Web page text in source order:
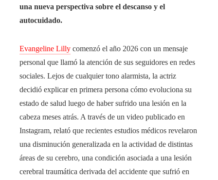
una nueva perspectiva sobre el descanso y el
autocuidado.
Evangeline Lilly comenzó el año 2026 con un mensaje
personal que llamó la atención de sus seguidores en redes
sociales. Lejos de cualquier tono alarmista, la actriz
decidió explicar en primera persona cómo evoluciona su
estado de salud luego de haber sufrido una lesión en la
cabeza meses atrás. A través de un video publicado en
Instagram, relató que recientes estudios médicos revelaron
una disminución generalizada en la actividad de distintas
áreas de su cerebro, una condición asociada a una lesión
cerebral traumática derivada del accidente que sufrió en